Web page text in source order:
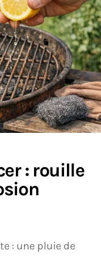
: rouille
: une pluie de